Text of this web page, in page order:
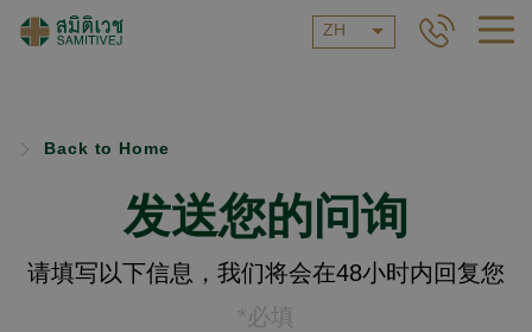
ZH
Back to Home
发送您的问询
请填写以下信息，我们将会在48小时内回复您
*必填